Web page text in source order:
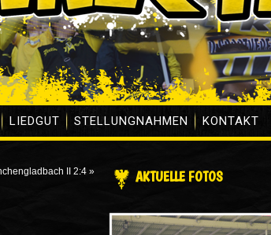
LIEDGUT STELLUNGNAHMEN KONTAKT
II 2:4 » AKTUELLE FOTOS